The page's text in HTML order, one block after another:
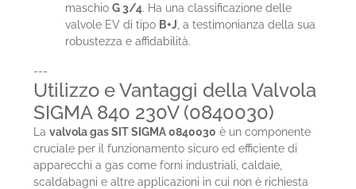
maschioG 3/4. Ha una classificazione delle
valvole EV di tipo B+J , a testimonianza della sua
robustezza e affidabilità.
---
Utilizzo e Vantaggi della Valvola
SIGMA 840 230V (0840030)
Lavalvola gas SIT SIGMA 0840030 è un componente
cruciale per il funzionamento sicuro ed efficiente di
apparecchi a gas come forni industriali, caldaie,
scaldabagni e altre applicazioni in cui non è richiesta